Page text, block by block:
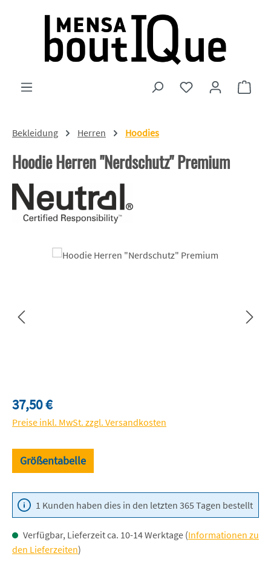
Zum Hauptinhalt springen
Du hast 0
Bekleidung Herren Hoodies
Hoodie Herren "Nerdschutz" Premium
Bildergalerie überspringen
Regulärer Preis:
37,50 €
Preise inkl. MwSt. zzgl. Versandkosten
Größentabelle
1 Kunden haben dies in den letzten 365 Tagen bestellt
Verfügbar, Lieferzeit ca. 10-14 Werktage (Informationen zu
den Lieferzeiten)